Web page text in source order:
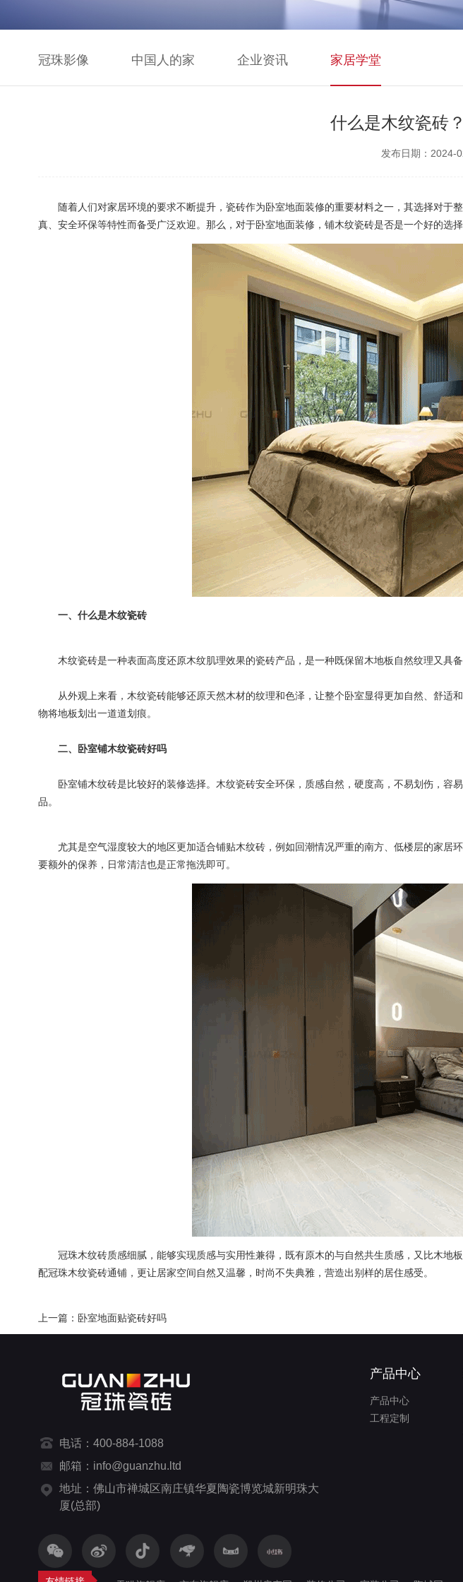
冠珠影像 中国人的家 企业资讯 家居学堂
什么是木纹瓷砖
发布日期：2024-
随着人们对家居环境的要求不断提升，瓷砖作为卧室地面装修的重要材料之一，其选择对于
真、安全环保等特性而备受广泛欢迎。那么，对于卧室地面装修，铺木纹瓷砖是否是一个好的选
一、什么是木纹瓷砖
木纹瓷砖是一种表面高度还原木纹肌理效果的瓷砖产品，是一种既保留木地板自然纹理又具
从外观上来看，木纹瓷砖能够还原天然木材的纹理和色泽，让整个卧室显得更加自然、舒适
物将地板划出一道道划痕。
二、卧室铺木纹瓷砖好吗
卧室铺木纹砖是比较好的装修选择。木纹瓷砖安全环保，质感自然，硬度高，不易划伤，容
品。
尤其是空气湿度较大的地区更加适合铺贴木纹砖，例如回潮情况严重的南方、低楼层的家居
要额外的保养，日常清洁也是正常拖洗即可。
冠珠木纹砖质感细腻，能够实现质感与实用性兼得，既有原木的与自然共生质感，又比木地
配冠珠木纹瓷砖通铺，更让居家空间自然又温馨，时尚不失典雅，营造出别样的居住感受。
上一篇：卧室地面贴瓷砖好吗
产品中心
产品中心
工程定制
电话：400-884-1088
邮箱：info@guanzhu.ltd
地址：佛山市禅城区南庄镇华夏陶瓷博览城新明珠大
厦(总部)